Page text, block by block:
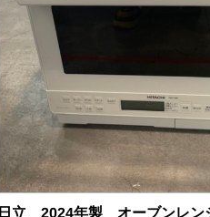
日立 2024年製 オーブンレン